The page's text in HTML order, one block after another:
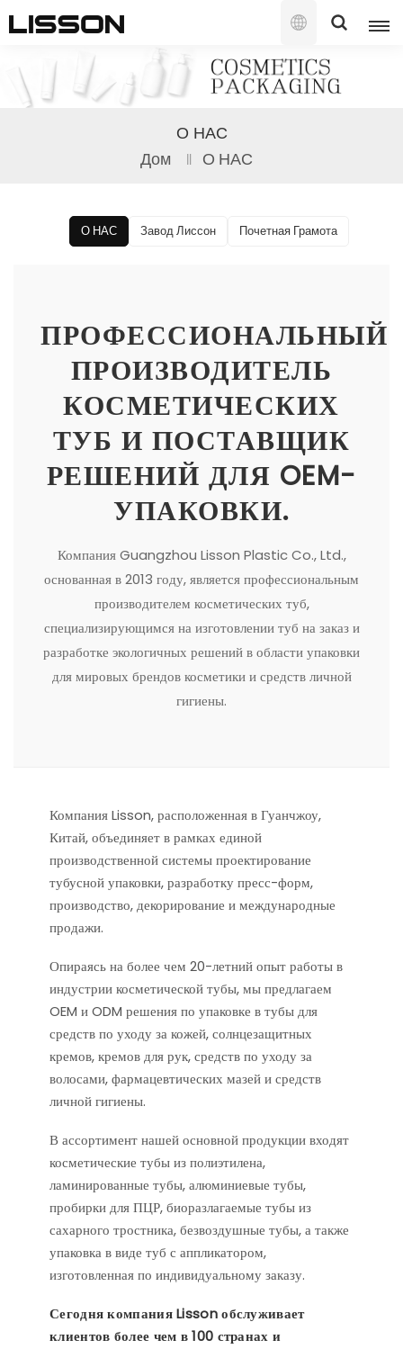
Русский
français
español
한국의
ไทย
Tiếng việt
中文
О НАС
Дом О НАС
О НАС Завод Лиссон Почетная Грамота
ПРОФЕССИОНАЛЬНЫЙ
ПРОИЗВОДИТЕЛЬ
КОСМЕТИЧЕСКИХ
ТУБ И ПОСТАВЩИК
РЕШЕНИЙ ДЛЯ OEM-
УПАКОВКИ.
Компания Guangzhou Lisson Plastic Co., Ltd.,
основанная в 2013 году, является профессиональным
производителем косметических туб,
специализирующимся на изготовлении туб на заказ и
разработке экологичных решений в области упаковки
для мировых брендов косметики и средств личной
гигиены.
Компания Lisson, расположенная в Гуанчжоу,
Китай, объединяет в рамках единой
производственной системы проектирование
тубусной упаковки, разработку пресс-форм,
производство, декорирование и международные
продажи.
Опираясь на более чем 20-летний опыт работы в
индустрии косметической тубы, мы предлагаем
OEM и ODM решения по упаковке в тубы для
средств по уходу за кожей, солнцезащитных
кремов, кремов для рук, средств по уходу за
волосами, фармацевтических мазей и средств
личной гигиены.
В ассортимент нашей основной продукции входят
косметические тубы из полиэтилена,
ламинированные тубы, алюминиевые тубы,
пробирки для ПЦР, биоразлагаемые тубы из
сахарного тростника, безвоздушные тубы, а также
упаковка в виде туб с аппликатором,
изготовленная по индивидуальному заказу.
Сегодня компания Lisson обслуживает
клиентов более чем в 100 странах и